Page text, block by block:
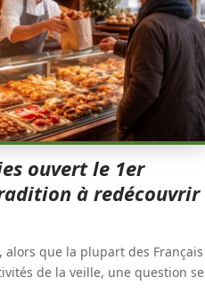
ouvert le 1er
à redécouvrir
alors que la plupart des Français
de la veille, une question se